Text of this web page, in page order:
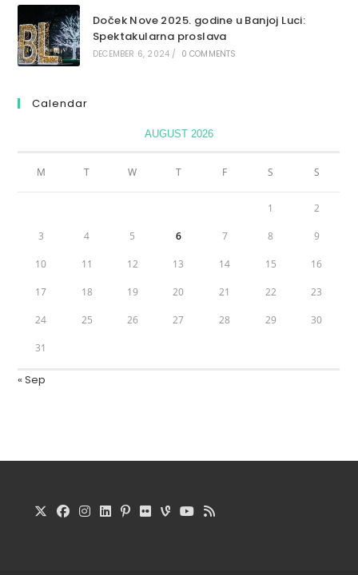
Doček Nove 2025. godine u Banjoj Luci:
Spektakularna proslava
DECEMBER 6, 2024 / 0 COMMENTS
Calendar
AUGUST 2026
M T W T F S S
1 2
3 4 5 6 7 8 9
10 11 12 13 14 15 16
17 18 19 20 21 22 23
24 25 26 27 28 29 30
31
« Sep